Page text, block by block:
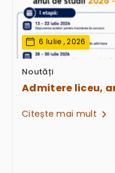
6 Iulie , 2026
Noutăți
Admitere liceu,
Citește mai mult